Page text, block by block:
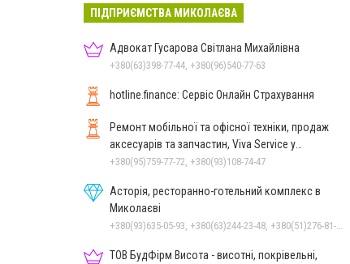
ПІДПРИЄМСТВА МИКОЛАЄВА
Адвокат Гусарова Світлана Михайлівна
+380(63)398-77-44, +380(96)540-77-63
hotline.finance: Сервіс Онлайн Страхування
Ремонт мобільної та офісної техніки, продаж
аксесуарів та запчастин, Viva Service у
Миколаєві
+380(95)759-77-72, +380(93)108-74-47
Асторія, ресторанно-готельний комплекс в
Миколаєві
ТОВ БудФірм Висота - висотні, покрівельні,